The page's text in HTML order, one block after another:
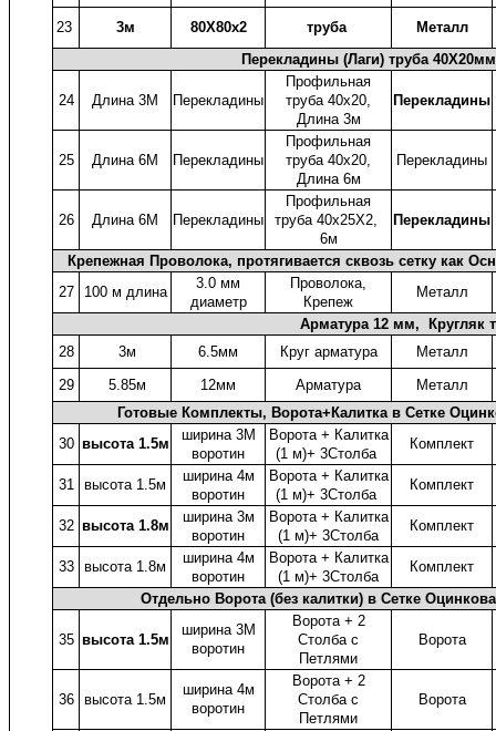
23 3м 80X80x2 труба
Металл
Перекладины (Лаги) труба
24 Длина 3М Перекладины
Профильная
труба 40x20,
Длина 3м
Перекладины
25 Длина 6М Перекладины
Профильная
труба 40x20,
Длина 6м
Перекладины
26 Длина 6М Перекладины
Профильная
труба 40x25X2,
6м
Перекладины
Крепежная Проволока, протягивается сквозь сетку как
27
100 м длина
3.0 мм
диаметр
Проволока,
Крепеж
Металл
Арматура 12 мм, Кругляк
28
3м 6.5мм Круг арматура
Металл
29
5.85м 12мм Арматура
Металл
Готовые Комплекты, Ворота+Калитка в Сетке
30 высота 1.5м
ширина 3М
воротин
Ворота + Калитка
(1 м)+ 3Столба
Комплект
31 высота 1.5м
ширина 4м
воротин
Ворота + Калитка
(1 м)+ 3Столба
Комплект
32 высота 1.8м
ширина 3м
воротин
Ворота + Калитка
(1 м)+ 3Столба
Комплект
33 высота 1.8м
ширина 4м
воротин
Ворота + Калитка
(1 м)+ 3Столба
Комплект
Отдельно Ворота (без калитки) в Сетке
35 высота 1.5м
ширина 3М
воротин
Ворота + 2
Столба с
Петлями
Ворота
36 высота 1.5м
ширина 4м
воротин
Ворота + 2
Столба с
Петлями
Ворота